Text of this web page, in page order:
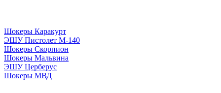
Шокеры Каракурт
ЭШУ Пистолет М-140
Шокеры Скорпион
Шокеры Мальвина
ЭШУ Церберус
Шокеры МВД